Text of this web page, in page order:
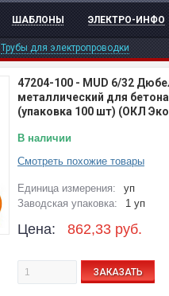
ШАБЛОНЫ ЭЛЕКТРО-ИНФО
Трубы для электропроводки
47204-100 - MUD 6/32
металлический для
(упаковка 100 шт) (ОКЛ
В наличии
Смотреть похожие товары
Единица измерения:
уп
Заводская упаковка:
1 уп
Цена: 862,33 руб.
ЗАКАЗАТЬ